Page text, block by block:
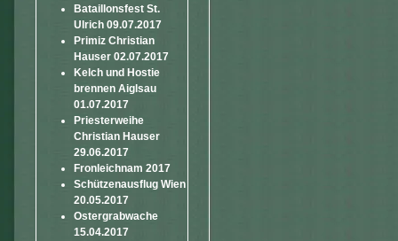
Bataillonsfest St.
Ulrich 09.07.2017
Primiz Christian
Hauser 02.07.2017
Kelch und Hostie
brennen Aiglsau
01.07.2017
Priesterweihe
Christian Hauser
29.06.2017
Fronleichnam 2017
Schützenausflug Wien
20.05.2017
Ostergrabwache
15.04.2017